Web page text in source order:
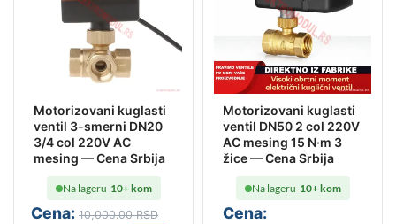
Motorizovani kuglasti
ventil 3-smerni DN20
3/4 col 220V AC
mesing — Cena Srbija
Cena: 10,000.00 RSD
Na lageru 10+ kom
Motorizovani kuglasti
ventil DN50 2 col 220V
AC mesing 15 N·m 3
žice — Cena Srbija
Cena:
Na lageru 10+ kom